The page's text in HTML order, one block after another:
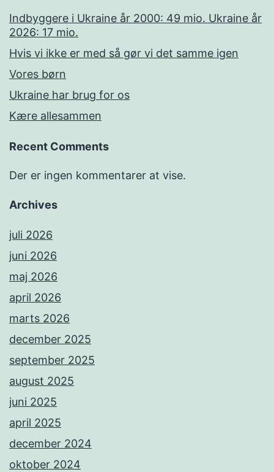
Indbyggere i Ukraine år 2000: 49 mio. Ukraine år
2026: 17 mio.
Hvis vi ikke er med så gør vi det samme igen
Vores børn
Ukraine har brug for os
Kære allesammen
Recent Comments
Der er ingen kommentarer at vise.
Archives
juli 2026
juni 2026
maj 2026
april 2026
marts 2026
december 2025
september 2025
august 2025
juni 2025
april 2025
december 2024
oktober 2024